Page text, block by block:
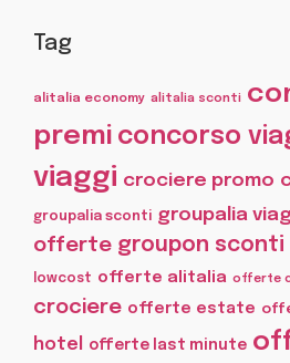
Tag
alitalia economy alitalia sconti
premi concorso
viaggi crociere promo
groupalia sconti groupalia
offerte groupon sconti
lowcost offerte alitalia offerte
crociere offerte estate
hotel
offerte last minute